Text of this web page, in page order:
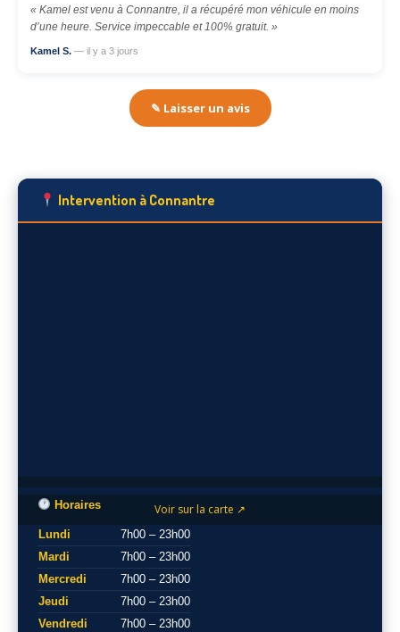
« Kamel est venu à Connantre, il a récupéré mon véhicule en moins
d’une heure. Service impeccable et 100% gratuit. »
Kamel S. — il y a 3 jours
✎ Laisser un avis
Intervention à Connantre
Voir sur la carte ↗
Horaires
Lundi
7h00 – 23h00
Mardi
7h00 – 23h00
Mercredi
7h00 – 23h00
Jeudi
7h00 – 23h00
Vendredi
7h00 – 23h00